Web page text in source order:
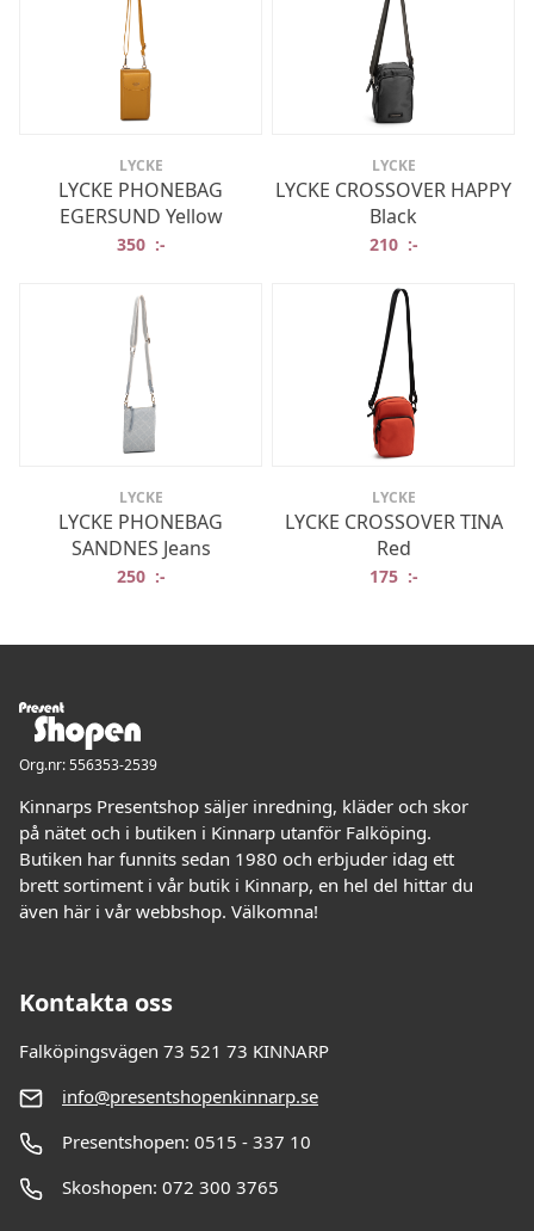
LYCKE
LYCKE PHONEBAG
EGERSUND Yellow
350 :-
LYCKE
LYCKE CROSSOVER HAPPY
Black
210 :-
LYCKE
LYCKE PHONEBAG
SANDNES Jeans
250 :-
LYCKE
LYCKE CROSSOVER TINA
Red
175 :-
Org.nr: 556353-2539
Kinnarps Presentshop säljer inredning, kläder och skor
på nätet och i butiken i Kinnarp utanför Falköping.
Butiken har funnits sedan 1980 och erbjuder idag ett
brett sortiment i vår butik i Kinnarp, en hel del hittar du
även här i vår webbshop. Välkomna!
Kontakta oss
Falköpingsvägen 73 521 73 KINNARP
info@presentshopenkinnarp.se
Presentshopen: 0515 - 337 10
Skoshopen: 072 300 3765